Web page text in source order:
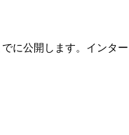
に公開します。インタ